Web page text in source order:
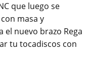
que luego se
masa y
el nuevo brazo Rega
tu tocadiscos con